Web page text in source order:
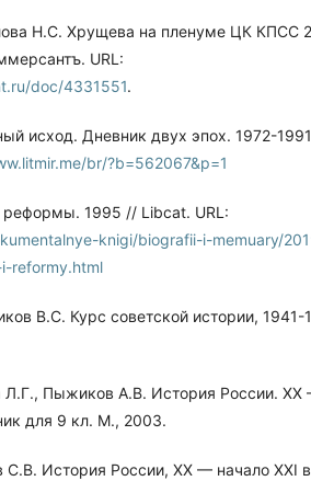
Н.С. Хрущева на пленуме ЦК КПСС
URL:
doc/4331551.
исход. Дневник двух эпох. 1972-
br/?b=562067&p=1
1995 // Libcat. URL:
knigi/biografii-i-memuary/
reformy.html
В.С. Курс советской истории, 1941-
Л.Г., Пыжиков А.В. История России. XX
для 9 кл. М., 2003.
С.В. История России, XX — начало XXI